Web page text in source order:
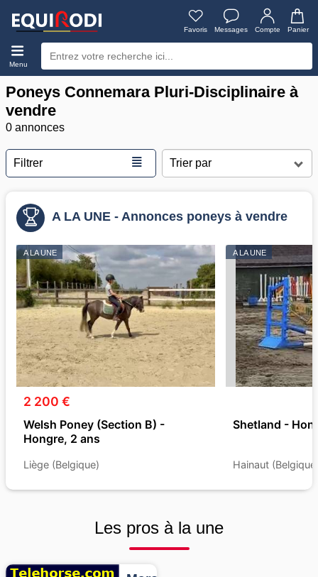
Favoris Messages Compte Panier
Menu
Poneys Connemara Pluri-Disciplinaire à
vendre
0 annonces
Filtrer ≣
A LA UNE - Annonces poneys à vendre
A LA UNE
2 200 €
Welsh Poney (Section B) -
Hongre, 2 ans
Liège (Belgique)
A LA UNE
Shetland -
Hainaut
Les pros à la une